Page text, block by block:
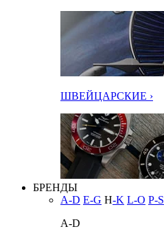
ШВЕЙЦАРСКИЕ ›
БРЕНДЫ
A-D E-G H-K L-O P-S
A-D